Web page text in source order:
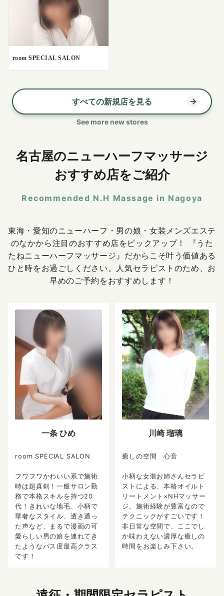
room SPECIAL SALON
すべての新規店を見る
See more new stores
名古屋のニューハーフマッサージ
おすすめ店をご紹介
Recommended N.H Massage in Nagoya
東海・愛知のニューハーフ・男の娘・女装メンズエステ
のなかから注目のおすすめ店をピックアップ！ 『うた
たねニューハーフマッサージ』だからこそ叶う価値ある
ひと時をお過ごしください。人気セラピストのため、お
早めのご予約をおすすめします！
一条 ひめ
room SPECIAL SALON
フワフワかわいい系で施術
時は超真剣！一般サロン勤
務で本格スキルを持つ20
代！きれいな地毛、小柄で
華奢なスタイル、透き通っ
た声など、まるで漫画の可
愛らしい男の娘を連れてき
たようなパス度最高クラス
です！
川崎 瑠璃
癒しの空間 心音
小柄な女装お姉さんセラピ
ストによる、本格オイルト
リートメント×NHマッサー
ジ。施術経験が豊富なので
テクニックがすごいです！
非日常な空間で、ここでし
か味わえない濃厚な癒しの
時間をお楽しみ下さい。